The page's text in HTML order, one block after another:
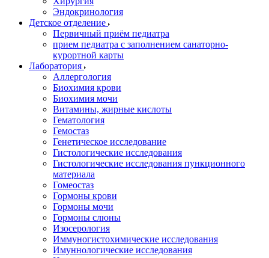
Эндокринология
Детское отделение
Первичный приём педиатра
прием педиатра с заполнением санаторно-
курортной карты
Лаборатория
Аллергология
Биохимия крови
Биохимия мочи
Витамины, жирные кислоты
Гематология
Гемостаз
Генетическое исследование
Гистологические исследования
Гистологические исследования пункционного
материала
Гомеостаз
Гормоны крови
Гормоны мочи
Гормоны слюны
Изосерология
Иммуногистохимические исследования
Имуннологические исследования